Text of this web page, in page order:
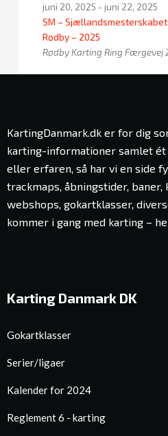
juni 20, 2025 - juni 22, 2025
SM – Sjællandsmesterskabet
Rødby – 2025
Rødby Karting Ring Færgevej
KartingDanmark.dk er for dig
karting-informationer samlet ét
eller erfaren, så har vi en side
trackmaps, åbningstider, baner,
webshops, gokartklasser,
kommer i gang med karting –
Karting Danmark DK
Gokartklasser
Serier/ligaer
Kalender for 2024
Reglement 6 - karting